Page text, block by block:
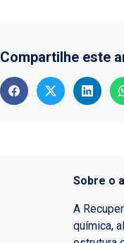
Compartilhe este
Sobre o
A
química,